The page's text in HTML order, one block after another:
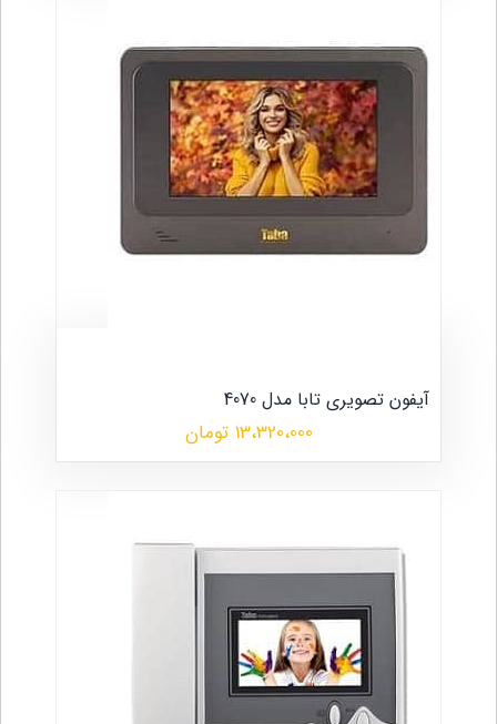
آیفون تصویری تابا مدل 4070
13،320،000 تومان